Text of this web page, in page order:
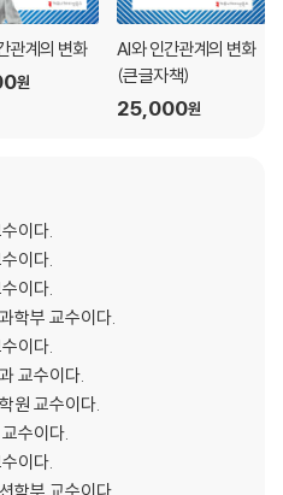
의 양심
가
져야 하나
한 수준인가
관계의 변화
원
AI와 인간관계의 변화
(큰글자책)
25,000원
이다.
이다.
이다.
학부 교수이다.
이다.
교수이다.
원 교수이다.
수이다.
이다.